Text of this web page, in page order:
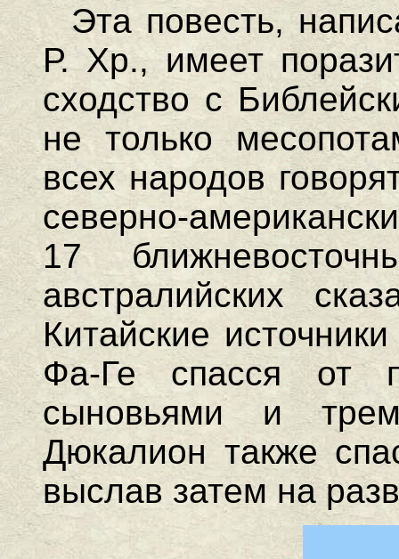
Эта повесть,
Р. Хр., имеет
сходство с
не только
всех народов
северно-
17
австралийских
Китайские
Фа-Ге спасся от
сыновьями и
Дюкалион также
выслав затем на